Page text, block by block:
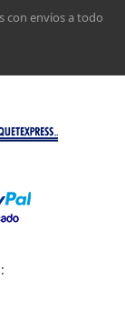
con envíos a todo